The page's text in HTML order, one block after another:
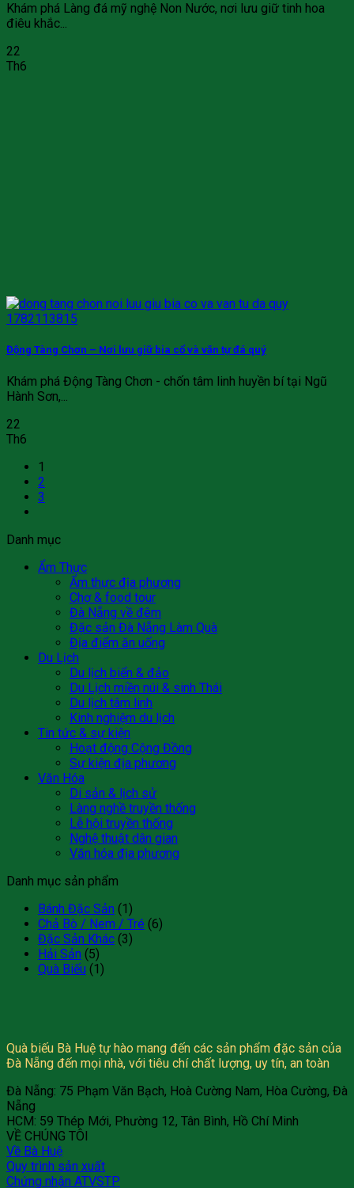
Khám phá Làng đá mỹ nghệ Non Nước, nơi lưu giữ tinh hoa
điêu khắc...
22
Th6
Động Tàng Chơn – Nơi lưu giữ bia cổ và văn tự đá quý
Khám phá Động Tàng Chơn - chốn tâm linh huyền bí tại Ngũ
Hành Sơn,...
22
Th6
1
2
3
Danh mục
Ẩm Thực
Ẩm thực địa phương
Chợ & food tour
Đà Nẵng về đêm
Đặc sản Đà Nẵng Làm Quà
Địa điểm ăn uống
Du Lịch
Du lịch biển & đảo
Du Lịch miền núi & sinh Thái
Du lịch tâm linh
Kinh nghiệm du lịch
Tin tức & sự kiện
Hoạt động Cộng Đồng
Sự kiện địa phương
Văn Hóa
Di sản & lịch sử
Làng nghề truyền thống
Lễ hội truyền thống
Nghệ thuật dân gian
Văn hóa địa phương
Danh mục sản phẩm
Bánh Đặc Sản (1)
Chả Bò / Nem / Tré (6)
Đặc Sản Khác (3)
Hải Sản (5)
Quà Biếu (1)
Quà biếu Bà Huệ tự hào mang đến các sản phẩm đặc sản của
Đà Nẵng đến mọi nhà, với tiêu chí chất lượng, uy tín, an toàn
Đà Nẵng: 75 Phạm Văn Bạch, Hoà Cường Nam, Hòa Cường, Đà
Nẵng
HCM: 59 Thép Mới, Phường 12, Tân Bình, Hồ Chí Minh
VỀ CHÚNG TÔI
Về Bà Huệ
Quy trình sản xuất
Chứng nhận ATVSTP